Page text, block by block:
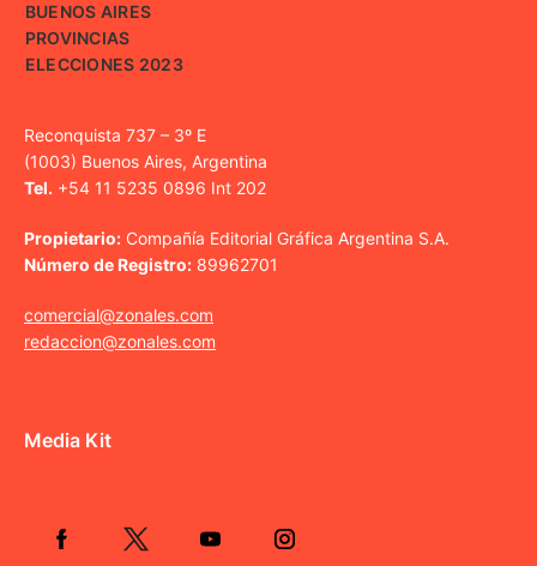
BUENOS AIRES
PROVINCIAS
ELECCIONES 2023
Reconquista 737 – 3º E
(1003) Buenos Aires, Argentina
Tel. +54 11 5235 0896 Int 202
Propietario: Compañía Editorial Gráfica Argentina S.A.
Número de Registro: 89962701
comercial@zonales.com
redaccion@zonales.com
Media Kit